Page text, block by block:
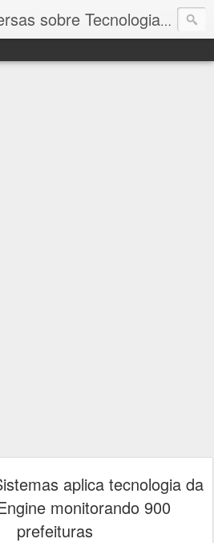
PAPOFÁCIL conversas sobre Tecnologiacom a
aplica tecnologia da
monitorando 900
prefeituras